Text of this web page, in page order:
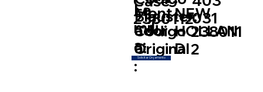
Blauster:
Mont
ador
a:
Fa
míli
a:
031
238011
2
NEW
HOLLAN
D
Código
Original
:
2380112
Solicitar Orçamento